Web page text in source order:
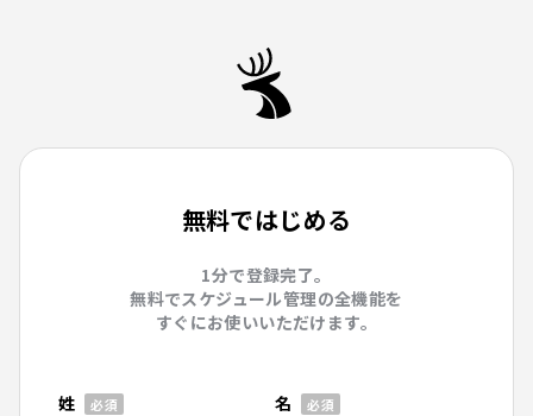
無料ではじめる
1分で登録完了。
無料でスケジュール管理の全機能を
すぐにお使いいただけます。
姓 名